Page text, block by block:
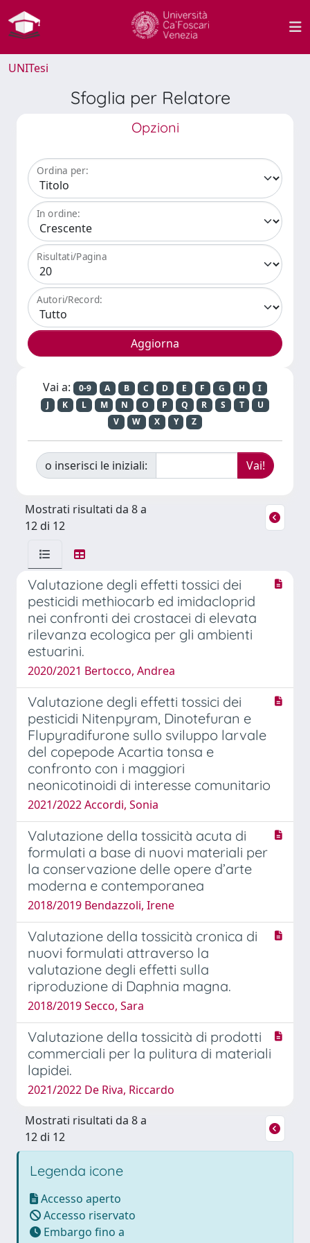
UNITesi
Sfoglia per Relatore
Opzioni
Ordina per:
In ordine:
Risultati/Pagina
Autori/Record:
Vai a: 0-9 A B C D E F G H
I
J
K L M N O P Q R S T
U
V
W X Y Z
o inserisci le iniziali:
Mostrati risultati da 8 a
12 di 12
Valutazione degli effetti tossici dei
pesticidi methiocarb ed imidacloprid
nei confronti dei crostacei di elevata
rilevanza ecologica per gli ambienti
estuarini.
2020/2021 Bertocco, Andrea
Valutazione degli effetti tossici dei
pesticidi Nitenpyram, Dinotefuran e
Flupyradifurone sullo sviluppo larvale
del copepode Acartia tonsa e
confronto con i maggiori
neonicotinoidi di interesse comunitario
2021/2022 Accordi, Sonia
Valutazione della tossicità acuta di
formulati a base di nuovi materiali per
la conservazione delle opere d’arte
moderna e contemporanea
2018/2019 Bendazzoli, Irene
Valutazione della tossicità cronica di
nuovi formulati attraverso la
valutazione degli effetti sulla
riproduzione di Daphnia magna.
2018/2019 Secco, Sara
Valutazione della tossicità di prodotti
commerciali per la pulitura di materiali
lapidei.
2021/2022 De Riva, Riccardo
Mostrati risultati da 8 a
12 di 12
Legenda icone
Accesso aperto
Accesso riservato
Embargo fino a